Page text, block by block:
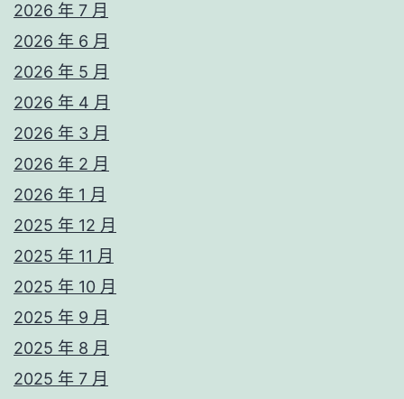
2026 年 7 月
2026 年 6 月
2026 年 5 月
2026 年 4 月
2026 年 3 月
2026 年 2 月
2026 年 1 月
2025 年 12 月
2025 年 11 月
2025 年 10 月
2025 年 9 月
2025 年 8 月
2025 年 7 月